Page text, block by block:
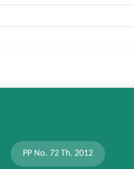
PP No. 72 Th. 2012